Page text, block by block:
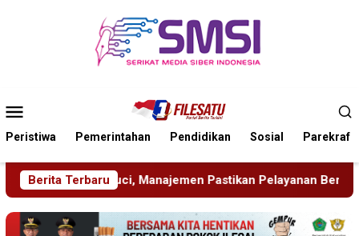
Mobile
Peristiwa Pemerintahan Pendidikan Sosial Parekraf
Berita Terbaru
Pelayanan Berita Tetap Maksimal Rudenim